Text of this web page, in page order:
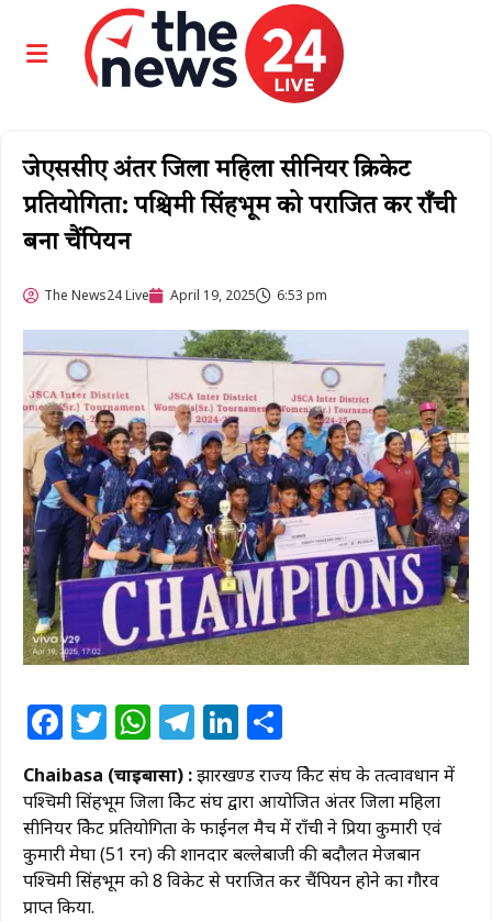
जेएससीए अंतर जिला महिला सीनियर क्रिकेट
प्रतियोगिता: पश्चिमी सिंहभूम को पराजित कर राँची
बना चैंपियन
The News24 Live April 19, 2025 6:53 pm
Facebook
Twitter
WhatsApp
Telegram
LinkedIn
Chaibasa (चाईबासा) :झारखण्ड राज्य क्रिकेट संघ के तत्वावधान में
पश्चिमी सिंहभूम जिला क्रिकेट संघ द्वारा आयोजित अंतर जिला महिला
सीनियर क्रिकेट प्रतियोगिता के फाईनल मैच में राँची ने प्रिया कुमारी एवं
कुमारी मेघा (51 रन) की शानदार बल्लेबाजी की बदौलत मेजबान
पश्चिमी सिंहभूम को 8 विकेट से पराजित कर चैंपियन होने का गौरव
प्राप्त किया.